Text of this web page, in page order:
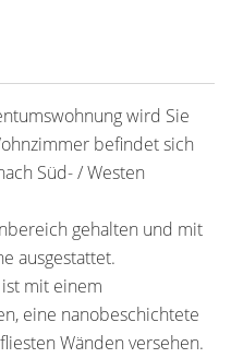
wird Sie
befindet sich
Süd- / Westen
gehalten und mit
ausgestattet.
mit einem
eine nanobeschichtete
Wänden versehen.